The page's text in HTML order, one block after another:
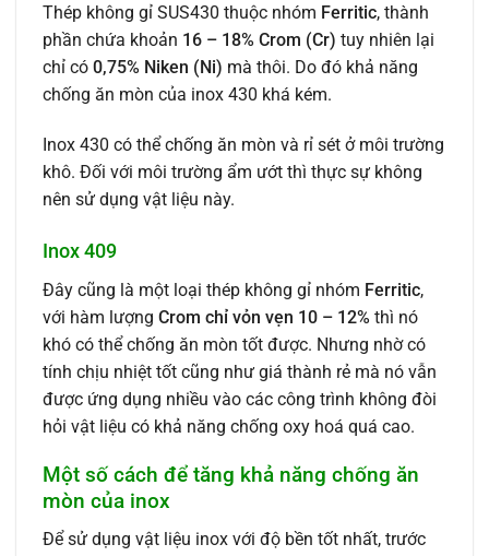
Thép không gỉ SUS430 thuộc nhóm Ferritic, thành
phần chứa khoản 16 – 18% Crom (Cr) tuy nhiên lại
chỉ có 0,75% Niken (Ni) mà thôi. Do đó khả năng
chống ăn mòn của inox 430 khá kém.
Inox 430 có thể chống ăn mòn và rỉ sét ở môi trường
khô. Đối với môi trường ẩm ướt thì thực sự không
nên sử dụng vật liệu này.
Inox 409
Đây cũng là một loại thép không gỉ nhóm Ferritic,
với hàm lượng Crom chỉ vỏn vẹn 10 – 12% thì nó
khó có thể chống ăn mòn tốt được. Nhưng nhờ có
tính chịu nhiệt tốt cũng như giá thành rẻ mà nó vẫn
được ứng dụng nhiều vào các công trình không đòi
hỏi vật liệu có khả năng chống oxy hoá quá cao.
Một số cách để tăng khả năng chống ăn
mòn của inox
Để sử dụng vật liệu inox với độ bền tốt nhất, trước